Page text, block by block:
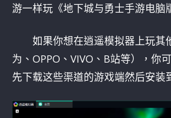
游一样玩《地下城与勇士手游电脑
如果你想在逍遥模拟器上玩其
为、OPPO、VIVO、B站等），你
先下载这些渠道的游戏端然后安装